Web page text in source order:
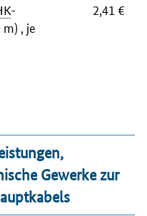
-
, je
2,41 €
Gewerke zur